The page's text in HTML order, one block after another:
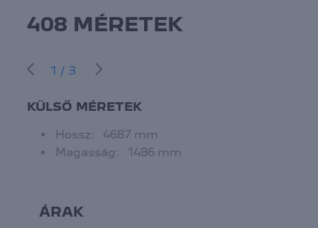
408 MÉRETEK
1/3
KÜLSŐ MÉRETEK
Hossz: 4687 mm
Magasság: 1486 mm
ÁRAK